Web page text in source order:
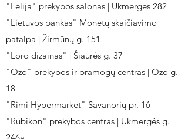
"Lelija" prekybos salonas | Ukmergės 282
"Lietuvos bankas" Monetų skaičiavimo
patalpa | Žirmūnų g. 151
"Loro dizainas" | Šiaurės g. 37
"Ozo" prekybos ir pramogų centras | Ozo g.
18
"Rimi Hypermarket" Savanorių pr. 16
"Rubikon" prekybos centras | Ukmergės g.